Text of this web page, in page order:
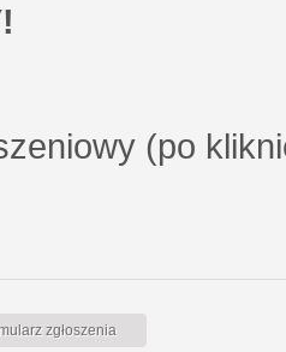
(po
zgłoszenia